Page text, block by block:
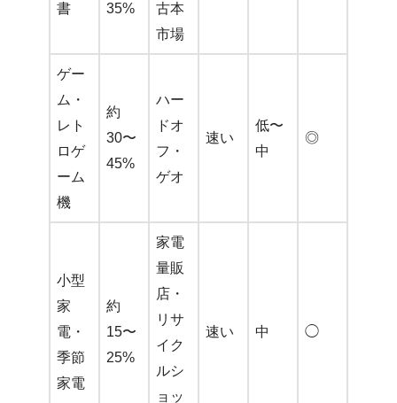
書
35%
古本
市場
ゲー
ム・
レト
ロゲ
ーム
機
約
30〜
45%
ハー
ドオ
フ・
ゲオ
速い
低〜
中
◎
小型
家
電・
季節
家電
約
15〜
25%
家電
量販
店・
リサ
イク
ルシ
ョッ
速い 中 ◯